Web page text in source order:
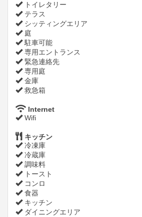
トイレタリー
テラス
シッティングエリア
庭
駐車可能
専用エントランス
緊急連絡先
専用庭
金庫
救急箱
Internet
Wifi
キッチン
冷凍庫
冷蔵庫
調味料
トースト
コンロ
食器
キッチン
ダイニングエリア